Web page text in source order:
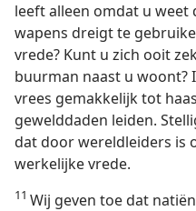
leeft alleen omdat u weet
wapens dreigt te
vrede? Kunt u zich ooit
buurman naast u woont?
vrees gemakkelijk tot
gewelddaden leiden.
dat door wereldleiders is
werkelijke vrede.
11 Wij geven toe dat natiën